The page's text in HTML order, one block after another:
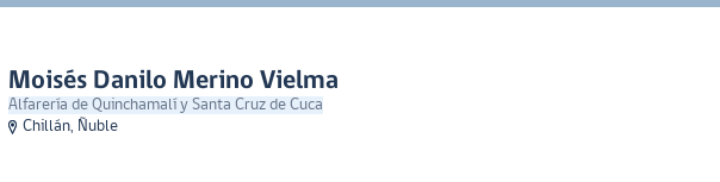
Moisés Danilo Merino Vielma
Alfarería de Quinchamalí y Santa Cruz de Cuca
Chillán, Ñuble